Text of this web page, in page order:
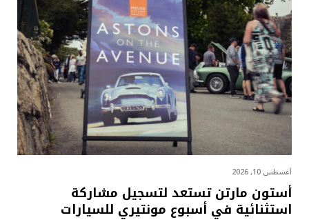
أغسطس 10, 2026
أستون مارتن تستعد لتسجيل مشاركة
استثنائية في أسبوع مونتيري للسيارات